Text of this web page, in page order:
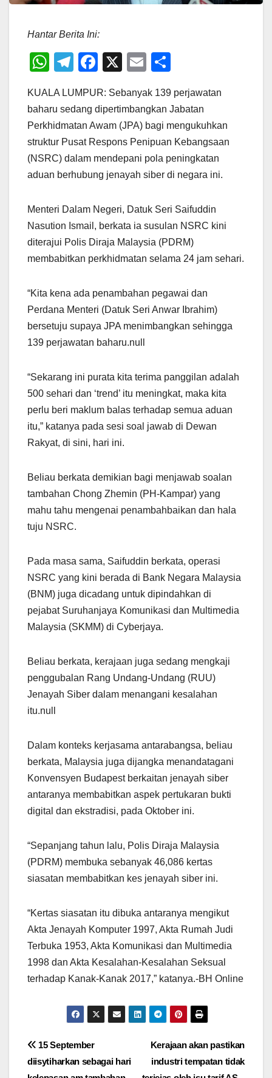
Hantar Berita Ini:
W
at
s
A
p
p
T
e
gr
a
m
F
c
e
b
o
o
X
E
ail ar
e
KUALA LUMPUR: Sebanyak 139 perjawatan
baharu sedang dipertimbangkan Jabatan
Perkhidmatan Awam (JPA) bagi mengukuhkan
struktur Pusat Respons Penipuan Kebangsaan
(NSRC) dalam mendepani pola peningkatan
aduan berhubung jenayah siber di negara ini.
Menteri Dalam Negeri, Datuk Seri Saifuddin
Nasution Ismail, berkata ia susulan NSRC kini
diterajui Polis Diraja Malaysia (PDRM)
membabitkan perkhidmatan selama 24 jam sehari.
“Kita kena ada penambahan pegawai dan
Perdana Menteri (Datuk Seri Anwar Ibrahim)
bersetuju supaya JPA menimbangkan sehingga
139 perjawatan baharu.null
“Sekarang ini purata kita terima panggilan adalah
500 sehari dan ‘trend’ itu meningkat, maka kita
perlu beri maklum balas terhadap semua aduan
itu,” katanya pada sesi soal jawab di Dewan
Rakyat, di sini, hari ini.
Beliau berkata demikian bagi menjawab soalan
tambahan Chong Zhemin (PH-Kampar) yang
mahu tahu mengenai penambahbaikan dan hala
tuju NSRC.
Pada masa sama, Saifuddin berkata, operasi
NSRC yang kini berada di Bank Negara Malaysia
(BNM) juga dicadang untuk dipindahkan di
pejabat Suruhanjaya Komunikasi dan Multimedia
Malaysia (SKMM) di Cyberjaya.
Beliau berkata, kerajaan juga sedang mengkaji
penggubalan Rang Undang-Undang (RUU)
Jenayah Siber dalam menangani kesalahan
itu.null
Dalam konteks kerjasama antarabangsa, beliau
berkata, Malaysia juga dijangka menandatagani
Konvensyen Budapest berkaitan jenayah siber
antaranya membabitkan aspek pertukaran bukti
digital dan ekstradisi, pada Oktober ini.
“Sepanjang tahun lalu, Polis Diraja Malaysia
(PDRM) membuka sebanyak 46,086 kertas
siasatan membabitkan kes jenayah siber ini.
“Kertas siasatan itu dibuka antaranya mengikut
Akta Jenayah Komputer 1997, Akta Rumah Judi
Terbuka 1953, Akta Komunikasi dan Multimedia
1998 dan Akta Kesalahan-Kesalahan Seksual
terhadap Kanak-Kanak 2017,” katanya.-BH Online
Post
Kerajaan akan pastikan
industri tempatan tidak
15 September
diisytiharkan sebagai hari